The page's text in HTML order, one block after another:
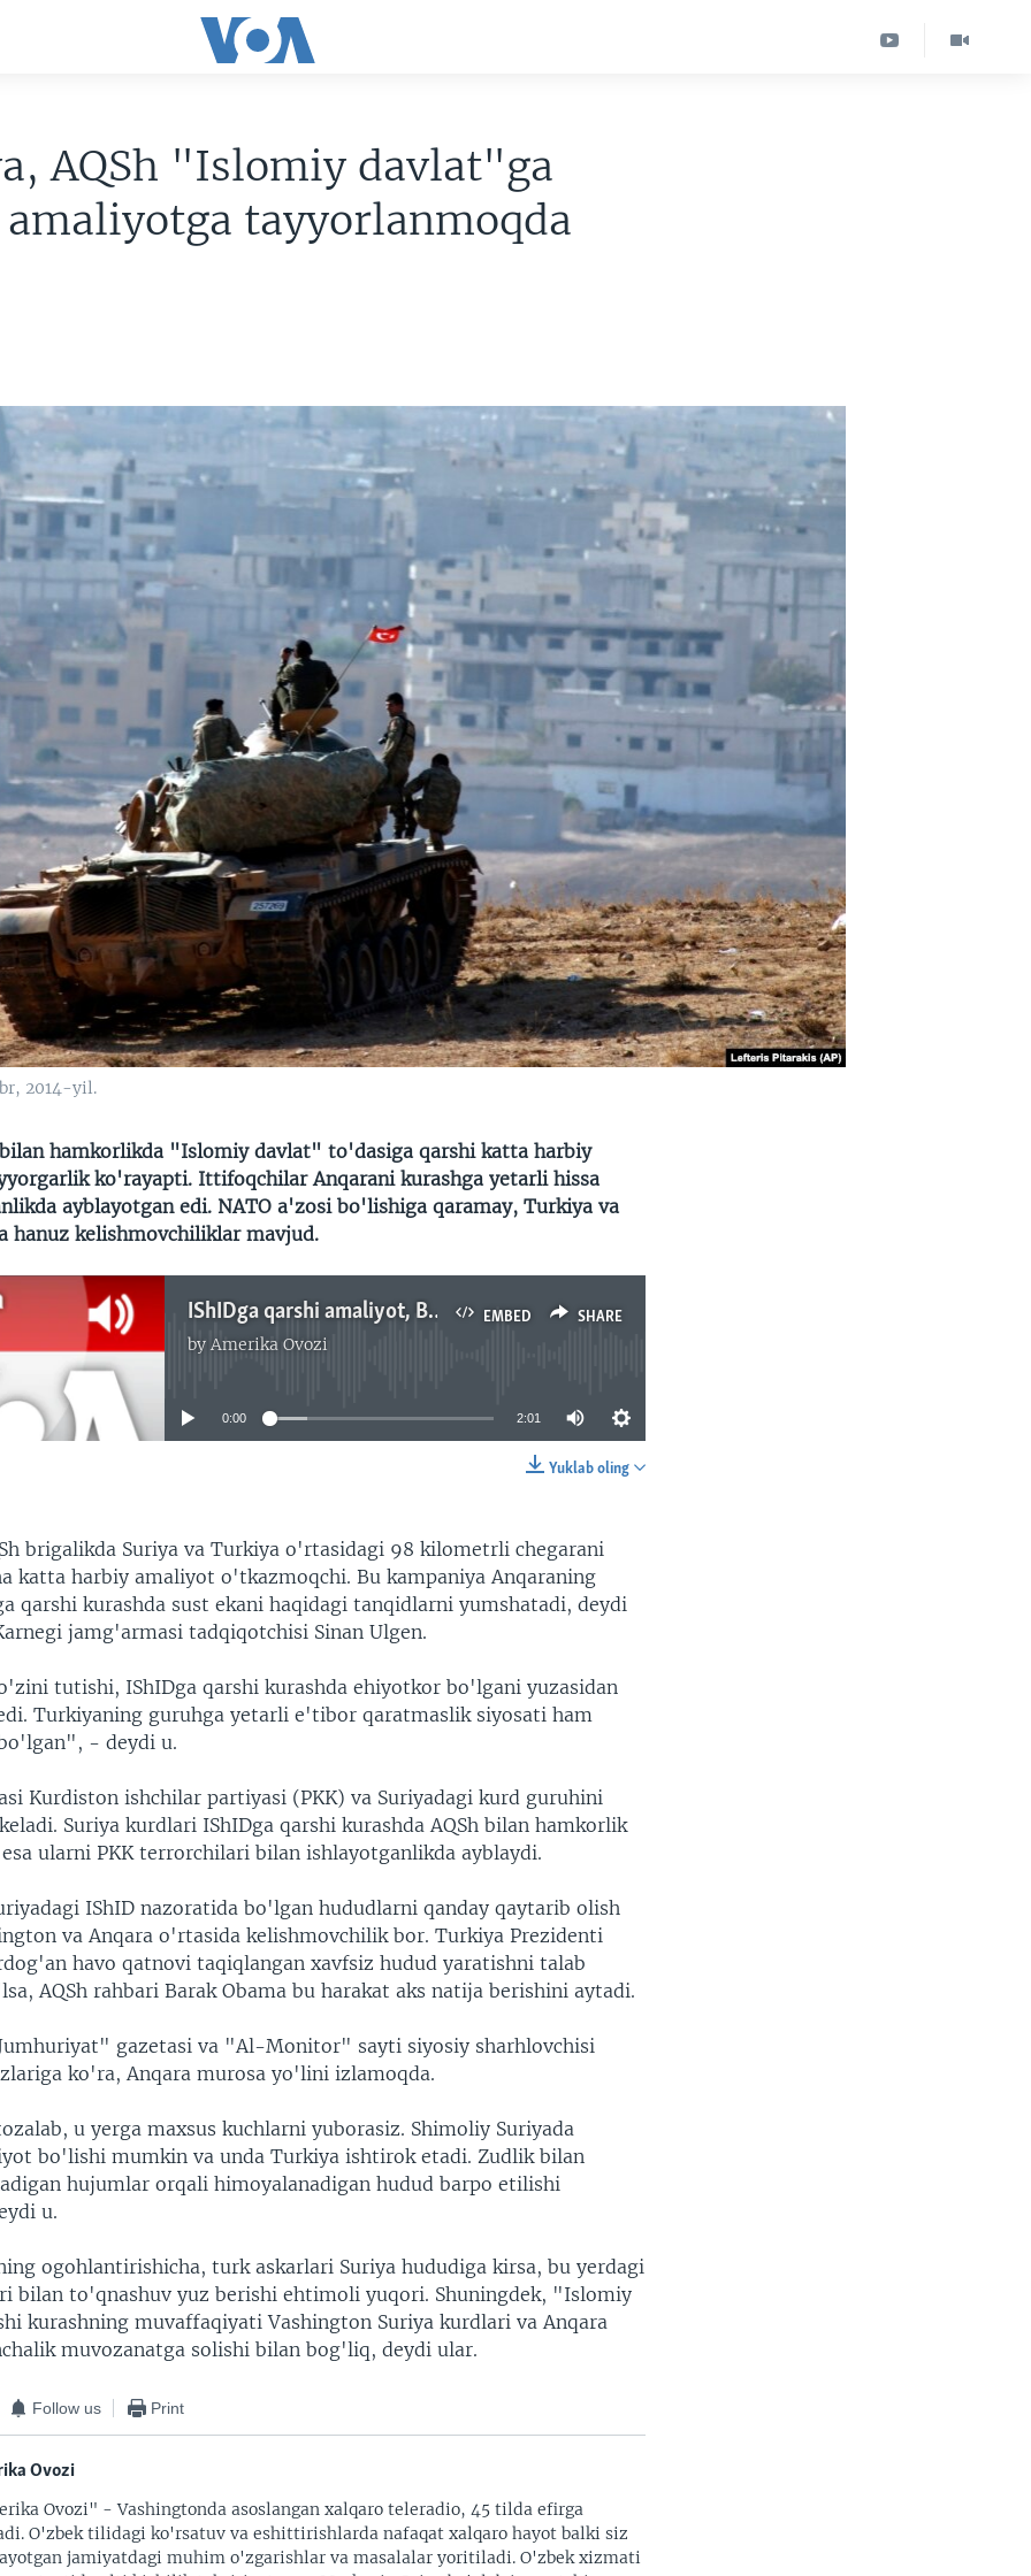
AQSh "Islomiy davlat"ga
tayyorlanmoqda
2014-yil.
bilan hamkorlikda "Islomiy davlat" to'dasiga qarshi katta harbiy
ko'rayapti. Ittifoqchilar Anqarani kurashga yetarli hissa
ayblayotgan edi. NATO a'zosi bo'lishiga qaramay, Turkiya va
hanuz kelishmovchiliklar mavjud.
EMBED SHARE
IShIDga qarshi amaliyot, Behzod Muhammadiy
byAmerika Ovozi
No media source currently available
0:00 2:01
Yuklab oling
brigalikda Suriya va Turkiya o'rtasidagi 98 kilometrli chegarani
katta harbiy amaliyot o'tkazmoqchi. Bu kampaniya Anqaraning
qarshi kurashda sust ekani haqidagi tanqidlarni yumshatadi, deydi
jamg'armasi tadqiqotchisi Sinan Ulgen.
tutishi, IShIDga qarshi kurashda ehiyotkor bo'lgani yuzasidan
Turkiyaning guruhga yetarli e'tibor qaratmaslik siyosati ham
- deydi u.
Kurdiston ishchilar partiyasi (PKK) va Suriyadagi kurd guruhini
Suriya kurdlari IShIDga qarshi kurashda AQSh bilan hamkorlik
ularni PKK terrorchilari bilan ishlayotganlikda ayblaydi.
IShID nazoratida bo'lgan hududlarni qanday qaytarib olish
va Anqara o'rtasida kelishmovchilik bor. Turkiya Prezidenti
havo qatnovi taqiqlangan xavfsiz hudud yaratishni talab
AQSh rahbari Barak Obama bu harakat aks natija berishini aytadi.
gazetasi va "Al-Monitor" sayti siyosiy sharhlovchisi
ko'ra, Anqara murosa yo'lini izlamoqda.
u yerga maxsus kuchlarni yuborasiz. Shimoliy Suriyada
bo'lishi mumkin va unda Turkiya ishtirok etadi. Zudlik bilan
hujumlar orqali himoyalanadigan hudud barpo etilishi
u.
ogohlantirishicha, turk askarlari Suriya hududiga kirsa, bu yerdagi
bilan to'qnashuv yuz berishi ehtimoli yuqori. Shuningdek, "Islomiy
kurashning muvaffaqiyati Vashington Suriya kurdlari va Anqara
muvozanatga solishi bilan bog'liq, deydi ular.
Follow us Print
Ovozi
Ovozi" - Vashingtonda asoslangan xalqaro teleradio, 45 tilda efirga
O'zbek tilidagi ko'rsatuv va eshittirishlarda nafaqat xalqaro hayot balki siz
jamiyatdagi muhim o'zgarishlar va masalalar yoritiladi. O'zbek xizmati